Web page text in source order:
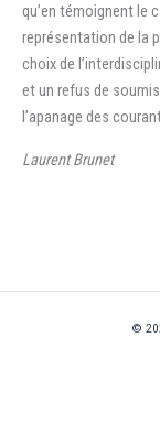
qu’en témoignent le
représentation de la
choix de
et un refus de
l’apanage des
Laurent Brunet
©